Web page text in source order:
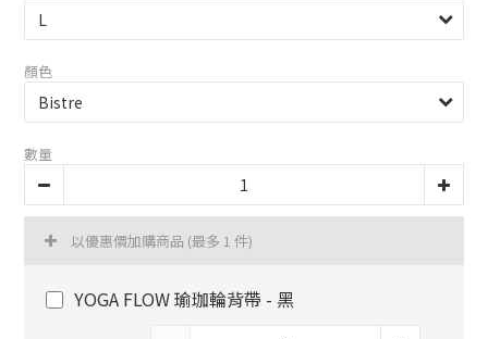
顏色
數量
以優惠價加購商品 (最多 1 件)
YOGA FLOW 瑜珈輪背帶 - 黑